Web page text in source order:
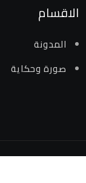
الاقسام
المدونة
صورة وحكاية